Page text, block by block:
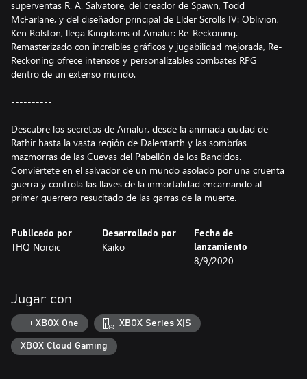
superventas R. A. Salvatore, del creador de Spawn, Todd
McFarlane, y del diseñador principal de Elder Scrolls IV: Oblivion,
Ken Rolston, llega Kingdoms of Amalur: Re-Reckoning.
Remasterizado con increíbles gráficos y jugabilidad mejorada, Re-
Reckoning ofrece intensos y personalizables combates RPG
dentro de un extenso mundo.
----------
Descubre los secretos de Amalur, desde la animada ciudad de
Rathir hasta la vasta región de Dalentarth y las sombrías
mazmorras de las Cuevas del Pabellón de los Bandidos.
Conviértete en el salvador de un mundo asolado por una cruenta
guerra y controla las llaves de la inmortalidad encarnando al
primer guerrero resucitado de las garras de la muerte.
Publicado por
THQ Nordic
Desarrollado por
Kaiko
Fecha de
lanzamiento
8/9/2020
Jugar con
XBOX One XBOX Series X|S
XBOX Cloud Gaming